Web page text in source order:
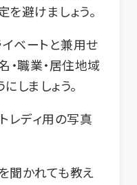
避けましょう。
ベートと兼用せ
・職業・居住地域
しましょう。
レディ用の写真
聞かれても教え